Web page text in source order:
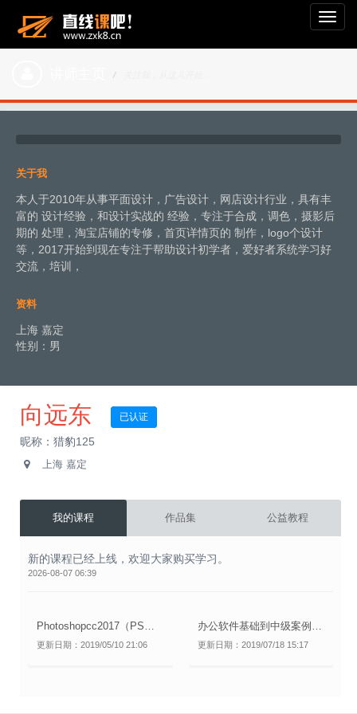
关于我
本人于2010年从事平面设计，广告设计，网店设计行业，具有丰
富的 设计经验，和设计实战的 经验，专注于合成，调色，摄影后
期的 处理，淘宝店铺的专修，首页详情页的 制作，logo个设计
等，2017开始到现在专注于帮助设计初学者，爱好者系统学习好
交流，培训，
资料
上海 嘉定
性别：男
向远东 已认证
昵称：猎豹125
上海 嘉定
我的课程 作品集 公益教程
新的课程已经上线，欢迎大家购买学习。
2026-08-07 06:39
Photoshopcc2017（PS）基础教程从零基础到精通 系统学习
更新日期：2019/05/10 21:06
办公软件基础到中级案例教程
更新日期：2019/07/18 15:17